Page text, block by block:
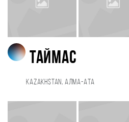
Таймас
Kazakhstan, Алма-Ата